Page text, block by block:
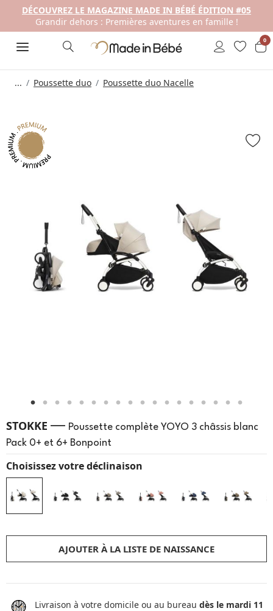
DÉCOUVREZ LE MAGAZINE MADE IN BÉBÉ ÉDITION #05
Grandir dehors : Premières aventures en famille !
0
... Poussette duo Poussette duo Nacelle
STOKKE — Poussette complète YOYO 3 châssis blanc
Pack 0+ et 6+ Bonpoint
Choisissez votre déclinaison
AJOUTER À LA LISTE DE NAISSANCE
Livraison à votre domicile ou au bureau dès le mardi 11